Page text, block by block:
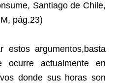
Santiago de Chile,
pág.23)
estos argumentos,basta
ocurre actualmente en
donde sus horas son